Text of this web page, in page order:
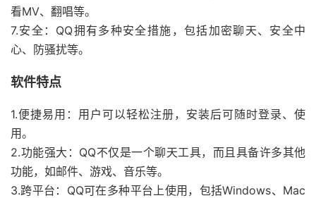
看MV、翻唱等。
7.安全：QQ拥有多种安全措施，包括加密聊天、安全中
心、防骚扰等。
软件特点
1.便捷易用：用户可以轻松注册，安装后可随时登录、使
用。
2.功能强大：QQ不仅是一个聊天工具，而且具备许多其他
功能，如邮件、游戏、音乐等。
3.跨平台：QQ可在多种平台上使用，包括Windows、Mac